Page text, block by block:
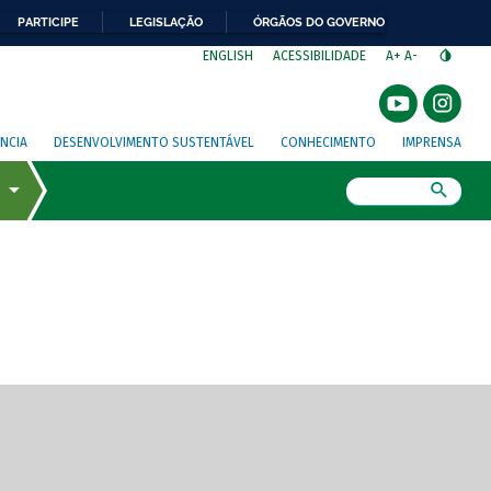
PARTICIPE LEGISLAÇÃO ÓRGÃOS DO GOVERNO
ENGLISH ACESSIBILIDADE A+ A-
DESENVOLVIMENTO SUSTENTÁVEL CONHECIMENTO IMPRENSA
de tela